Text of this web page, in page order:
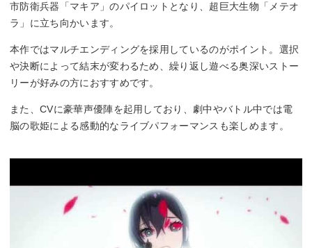
市防衛兵器「マキア」のパイロットとなり、超巨大生物「メテオ
ラ」に立ち向かいます。
本作ではマルチエンディングを採用しているのがポイント。選択
や決断によって結末が変わるため、繰り返し遊べる奥深いストー
リーが好みの方におすすめです。
また、CVに豪華声優陣を起用しており、劇中やバトル中では電
脳の歌姫による感動的なライブパフォーマンスも楽しめます。